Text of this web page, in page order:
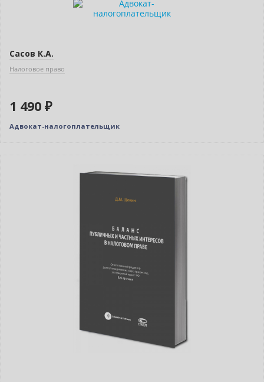
Сасов К.А.
Налоговое право
1 490 ₽
Адвокат-налогоплательщик